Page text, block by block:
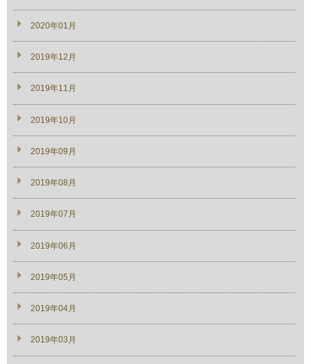
2020年01月
2019年12月
2019年11月
2019年10月
2019年09月
2019年08月
2019年07月
2019年06月
2019年05月
2019年04月
2019年03月